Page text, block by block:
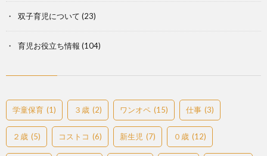
双子育児について (23)
育児お役立ち情報 (104)
学童保育 (1) ３歳 (2) ワンオペ (15) 仕事 (3)
２歳 (5) コストコ (6) 新生児 (7) ０歳 (12)